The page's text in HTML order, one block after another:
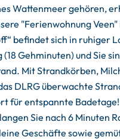
Wattenmeer gehören,
"Ferienwohnung Veen"
befindet sich in ruhiger
(18 Gehminuten) und Sie
Mit Strandkörben,
DLRG überwachte
für entspannte
Sie nach 6 Minuten
Geschäfte sowie